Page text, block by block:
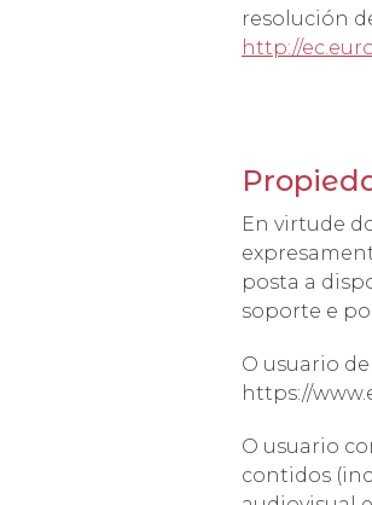
resolución
http://
En virtude
posta a
soporte e
O usuario
https://
O usuario
contidos